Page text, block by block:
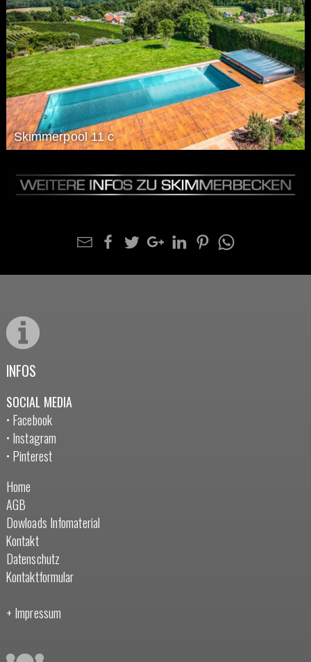
Skimmerpool 11 c
INFOS
SOCIAL MEDIA
• Facebook
• Instagram
• Pinterest
Home
AGB
Dowloads Infomaterial
Kontakt
Datenschutz
Kontaktformular
+ Impressum